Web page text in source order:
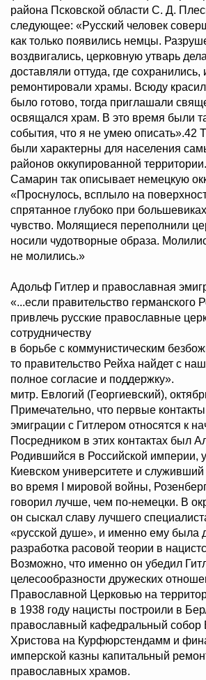
района Псковской области С. Д.
следующее: «Русский человек
как только появились немцы.
воздвигались, церковную утварь
доставляли оттуда, где сохранились,
ремонтировали храмы. Всюду
было готово, тогда приглашали
освящался храм. В это время были
события, что я не умею описать».42
были характерны для населения
районов оккупированной
Самарин так описывает немецкую
«Проснулось, всплыло на
спрятанное глубоко при
чувство. Молящиеся переполнили
носили чудотворные образа.
не молились.»
Адольф Гитлер и православная
«...если правительство германского
привлечь русские православные
сотрудничеству
в борьбе с коммунистическим
то правительство Рейха найдет с
полное согласие и поддержку».
митр. Евлогий (Георгиевский),
Примечательно, что первые контакты
эмиграции с Гитлером относятся к
Посредником в этих контактах был
Родившийся в Российской империи,
Киевском университете и
во время I мировой войны,
говорил лучше, чем по-немецки. В
он сыскал славу лучшего
«русской душе», и именно ему была
разработка расовой теории в
Возможно, что именно он убедил
целесообразности дружеских
Православной Церковью на
в 1938 году нацисты построили в
православный кафедральный собор
Христова на Курфюрстендамм и
имперской казны капитальный
православных храмов.